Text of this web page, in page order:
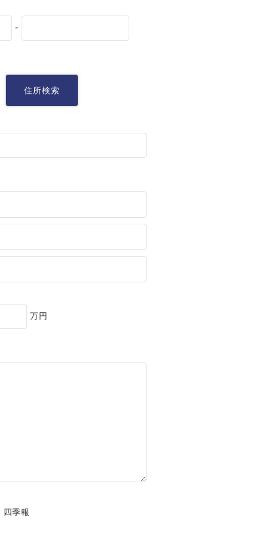
ト
-
住所検索
万円
四季報